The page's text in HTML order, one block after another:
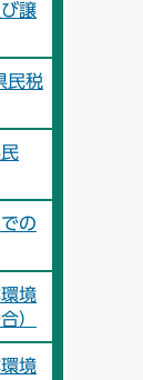
譲
民税
の
境
）
境